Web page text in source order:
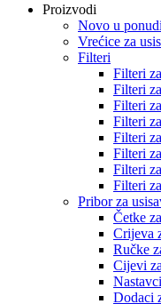
Proizvodi
Novo u ponudi
Vrećice za
Filteri
Filteri
Filteri
Filteri
Filteri
Filteri
Filteri
Filteri
Filteri
Pribor za
Četke
Crijeva
Ručke
Cijevi
Dodaci